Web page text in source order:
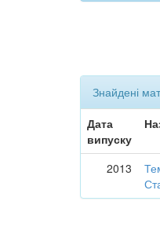
Знайдені
Дата
випуску
2013